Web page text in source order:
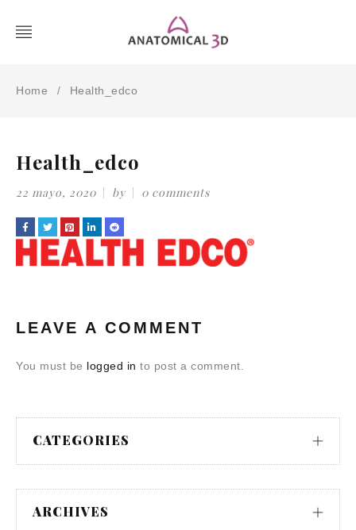
Home / Health_edco
Health_edco
22 mayo, 2020 by 0 comments
LEAVE A COMMENT
You must be logged in to post a comment.
CATEGORIES
ARCHIVES